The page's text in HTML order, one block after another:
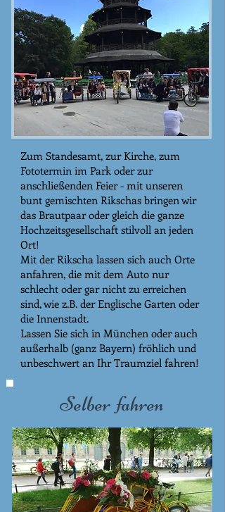
Selber fahren
Zum Standesamt, zur Kirche, zum
Fototermin im Park oder zur
anschließenden Feier - mit unseren
bunt gemischten Rikschas bringen wir
das Brautpaar oder gleich die ganze
Hochzeitsgesellschaft stilvoll an jeden
Ort!
Mit der Rikscha lassen sich auch Orte
anfahren, die mit dem Auto nur
schlecht oder gar nicht zu erreichen
sind, wie z.B. der Englische Garten oder
die Innenstadt.
Lassen Sie sich in München oder auch
außerhalb (ganz Bayern) fröhlich und
unbeschwert an Ihr Traumziel fahren!